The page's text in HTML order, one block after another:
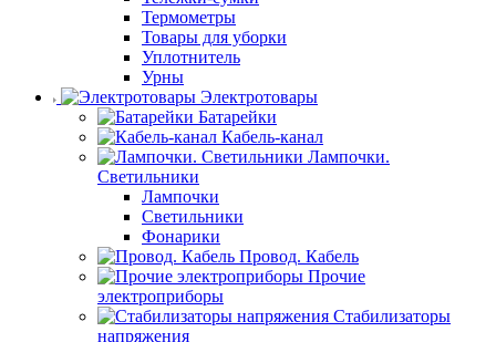
Термометры
Товары для уборки
Уплотнитель
Урны
Электротовары
Батарейки
Кабель-канал
Лампочки.
Светильники
Лампочки
Светильники
Фонарики
Провод. Кабель
Прочие
электроприборы
Стабилизаторы
напряжения